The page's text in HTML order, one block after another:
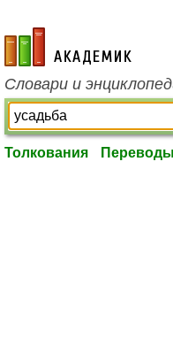
academic.ru
Словари и
Толкования Переводы